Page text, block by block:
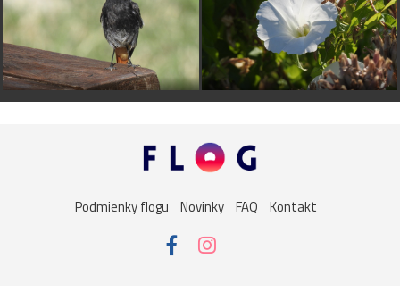
Podmienky flogu Novinky FAQ Kontakt